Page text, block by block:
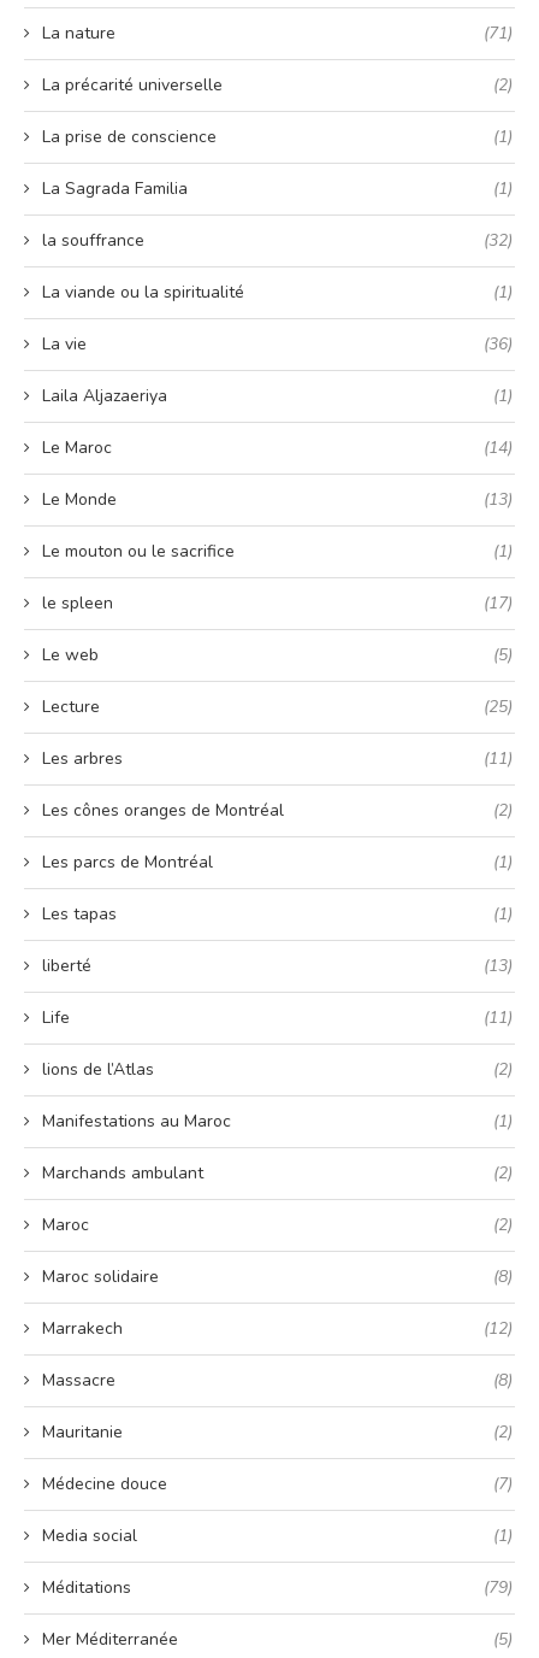
La nature (71)
La précarité universelle (2)
La prise de conscience (1)
La Sagrada Familia (1)
la souffrance (32)
La viande ou la spiritualité (1)
La vie (36)
Laila Aljazaeriya (1)
Le Maroc (14)
Le Monde (13)
Le mouton ou le sacrifice (1)
le spleen (17)
Le web (5)
Lecture (25)
Les arbres (11)
Les cônes oranges de Montréal (2)
Les parcs de Montréal (1)
Les tapas (1)
liberté (13)
Life (11)
lions de l’Atlas (2)
Manifestations au Maroc (1)
Marchands ambulant (2)
Maroc (2)
Maroc solidaire (8)
Marrakech (12)
Massacre (8)
Mauritanie (2)
Médecine douce (7)
Media social (1)
Méditations (79)
Mer Méditerranée (5)